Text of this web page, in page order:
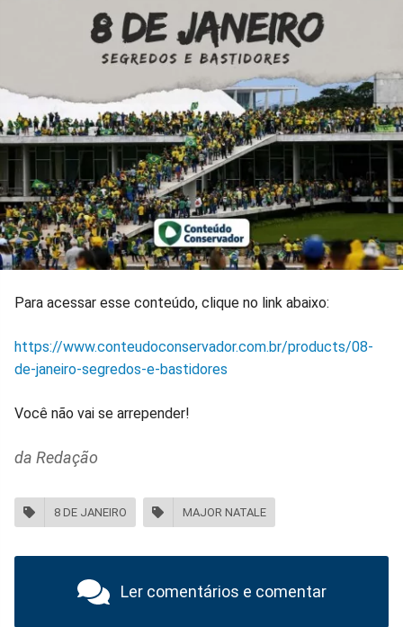
Para acessar esse conteúdo, clique no link abaixo:
https://www.conteudoconservador.com.br/products/08-
de-janeiro-segredos-e-bastidores
Você não vai se arrepender!
da Redação
8 DE JANEIRO MAJOR NATALE
Ler comentários e comentar